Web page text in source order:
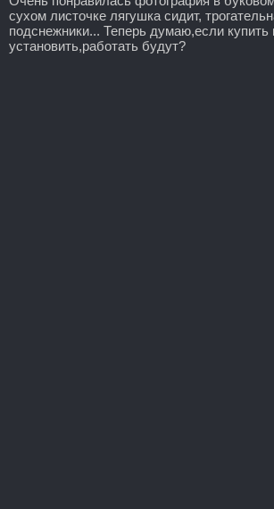
сухом листочке лягушка сидит,
подснежники... Теперь думаю,если купить
установить,работать будут?